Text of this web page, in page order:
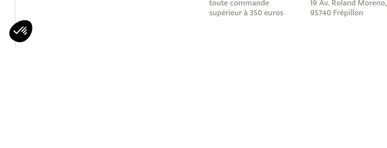
toute commande
supérieur à 350 euros
19 Av. Roland Moreno,
95740 Frépillon